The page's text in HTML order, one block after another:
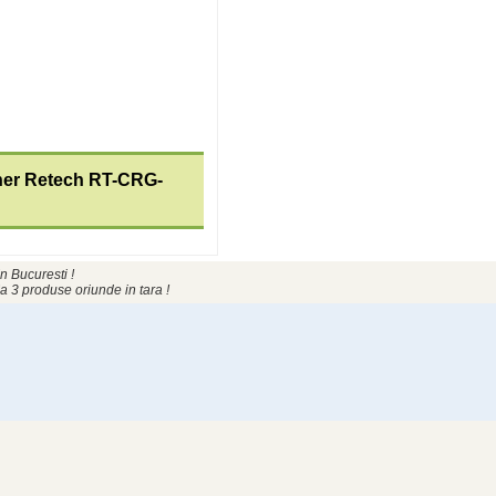
Retech RT-CRG-
Bucuresti !
3 produse oriunde in tara !